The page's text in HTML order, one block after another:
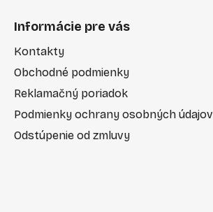
Informácie pre vás
Kontakty
Obchodné podmienky
Reklamačný poriadok
Podmienky ochrany osobných údajov
Odstúpenie od zmluvy